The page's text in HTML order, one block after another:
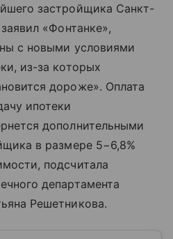
застройщика Санкт-
«Фонтанке»,
с новыми условиями
из-за которых
дороже». Оплата
ипотеки
дополнительными
в размере 5−6,8%
подсчитала
департамента
Решетникова.